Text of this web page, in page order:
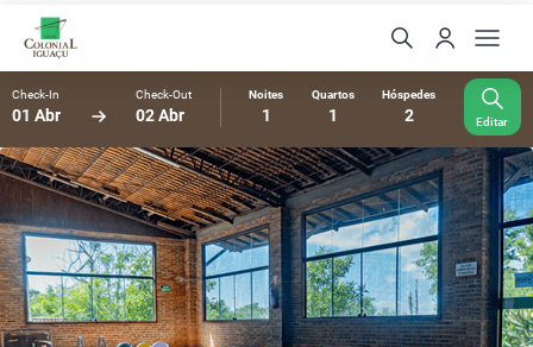
Check-In
01 Abr
Check-Out
02 Abr
Noites
1
Quartos
1
Hóspedes
2 Editar